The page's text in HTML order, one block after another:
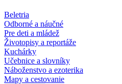
Beletria
Odborné a náučné
Pre deti a mládež
Životopisy a reportáže
Kuchárky
Učebnice a slovníky
Náboženstvo a ezoterika
Mapy a cestovanie